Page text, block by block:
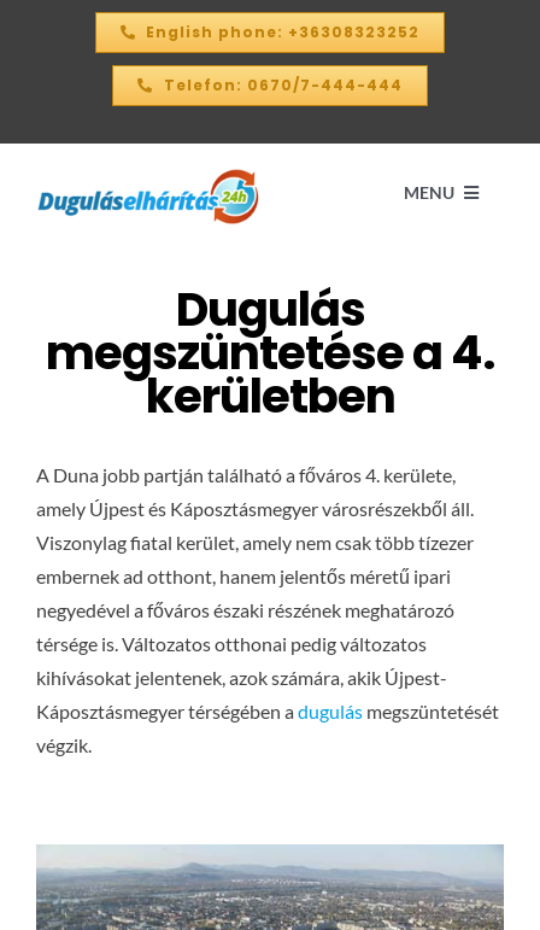
English phone: +36308323252
Telefon: 0670/7-444-444
MENU
Kezdőlap
ÁRKALKULÁTOR – 2026
Dugulás
megszüntetése a 4.
kerületben
A Duna jobb partján található a főváros 4. kerülete,
amely Újpest és Káposztásmegyer városrészekből áll.
Viszonylag fiatal kerület, amely nem csak több tízezer
embernek ad otthont, hanem jelentős méretű ipari
negyedével a főváros északi részének meghatározó
térsége is. Változatos otthonai pedig változatos
kihívásokat jelentenek, azok számára, akik Újpest-
Káposztásmegyer térségében adugulásmegszüntetését
végzik.